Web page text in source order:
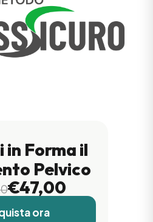
in Forma il
Pelvico
€47,00
ora